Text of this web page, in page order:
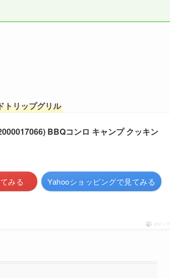
トリップグリル
BBQコンロ キャンプ クッキン
みる Yahooショッピングで見てみる
ポチップ